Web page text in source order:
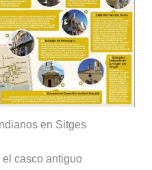
en Sitges
casco antiguo